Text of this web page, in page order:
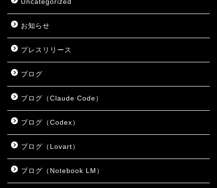
Uncategorized
お知らせ
プレスリリース
ブログ
ブログ（Claude Code）
ブログ（Codex）
ブログ（Lovart）
ブログ（Notebook LM）